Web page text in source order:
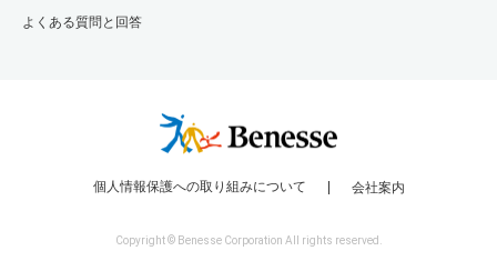
よくある質問と回答
個人情報保護への取り組みについて 会社案内
Copyright © Benesse Corporation All rights reserved.